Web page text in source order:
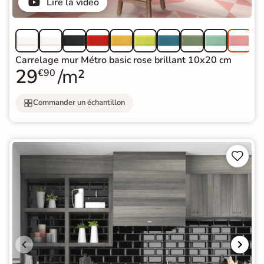
Carrelage mur Métro basic rose brillant 10x20 cm
29€90 /m²
Commander un échantillon

